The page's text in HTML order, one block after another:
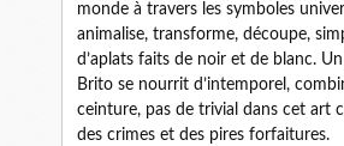
monde à travers les symboles
animalise, transforme, découpe,
d’aplats faits de noir et de blanc.
Brito se nourrit d’intemporel,
ceinture, pas de trivial dans cet art
des crimes et des pires forfaitures.